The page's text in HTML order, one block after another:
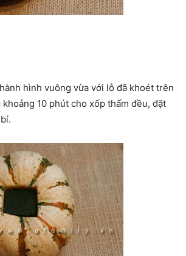
hình vuông vừa với lỗ đã khoét trên
10 phút cho xốp thấm đều, đặt